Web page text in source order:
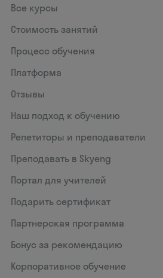
Все курсы
Стоимость занятий
Процесс обучения
Платформа
Отзывы
Наш подход к обучению
Репетиторы и преподаватели
Преподавать в Skyeng
Портал для учителей
Подарить сертификат
Партнерская программа
Бонус за рекомендацию
Корпоративное обучение